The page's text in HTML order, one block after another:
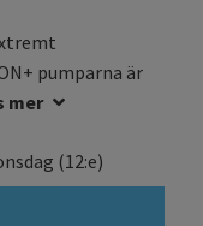
pumparna är
mer
(12:e)